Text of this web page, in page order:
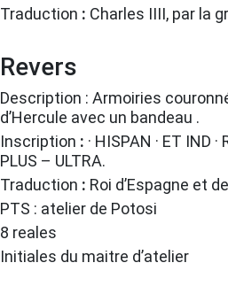
Traduction : Charles IIII, par la
Revers
Description : Armoiries
d’Hercule avec un bandeau .
Inscription : · HISPAN · ET IND ·
PLUS – ULTRA.
Traduction : Roi d’Espagne et
PTS : atelier de Potosi
8 reales
Initiales du maitre d’atelier